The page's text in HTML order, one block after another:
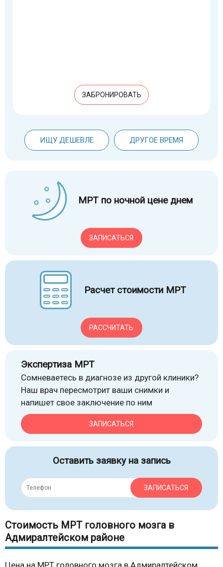
ЗАБРОНИРОВАТЬ
ИЩУ ДЕШЕВЛЕ ДРУГОЕ ВРЕМЯ
МРТ по ночной цене днем
ЗАПИСАТЬСЯ
Расчет стоимости МРТ
РАССЧИТАТЬ
Экспертиза МРТ
Сомневаетесь в диагнозе из другой клиники?
Наш врач пересмотрит ваши снимки и
напишет свое заключение по ним
ЗАПИСАТЬСЯ
Оставить заявку на запись
ЗАПИСАТЬСЯ
Стоимость МРТ головного мозга в
Адмиралтейском районе
Цена на МРТ головного мозга в Адмиралтейском